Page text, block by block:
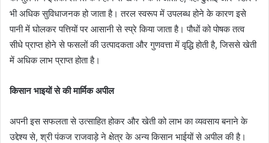
भी अधिक सुविधाजनक हो जाता है। तरल स्वरूप में उपलब्ध होने के कारण इसे
पानी में घोलकर पत्तियों पर आसानी से स्प्रे किया जाता है। पौधों को पोषक तत्व
सीधे प्राप्त होने से फसलों की उत्पादकता और गुणवत्ता में वृद्धि होती है, जिससे खेती
में अधिक लाभ प्राप्त होता है।
किसान भाइयों से की मार्मिक अपील
अपनी इस सफलता से उत्साहित होकर और खेती को लाभ का व्यवसाय बनाने के
उद्देश्य से, श्री पंकज राजवाड़े ने क्षेत्र के अन्य किसान भाईयों से अपील की है।